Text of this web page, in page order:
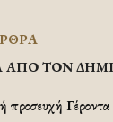
ΑΠΟ ΤΟΝ
προσευχή Γέροντα